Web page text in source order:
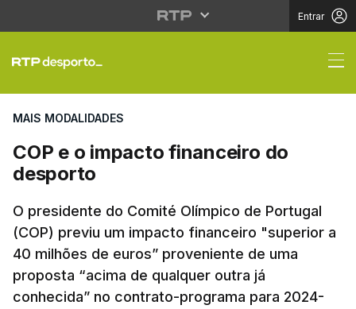
Entrar
COP e o impacto
MAIS MODALIDADES
COP e o impacto financeiro do
desporto
O presidente do Comité Olímpico de Portugal
(COP) previu um impacto financeiro "superior a
40 milhões de euros” proveniente de uma
proposta “acima de qualquer outra já
conhecida” no contrato-programa para 2024-